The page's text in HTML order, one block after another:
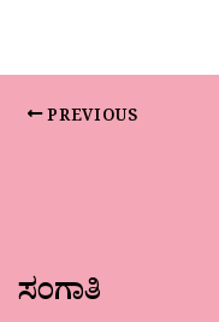
PREVIOUS
ಸಂಗಾತಿ